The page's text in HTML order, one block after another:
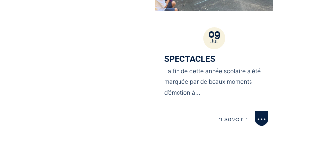
09
Jul
SPECTACLES
La fin de cette année scolaire a été
marquée par de beaux moments
d’émotion à…
En savoir +